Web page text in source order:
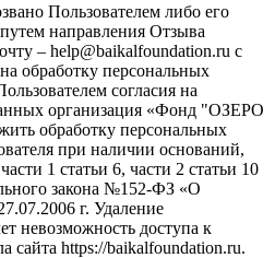
Пользователем либо его
направления Отзыва
– help@baikalfoundation.ru с
обработку персональных
согласия на
организация «Фонд "ОЗЕРО
обработку персональных
при наличии оснований,
1 статьи 6, части 2 статьи 10
закона №152-ФЗ «О
г. Удаление
невозможность доступа к
сайта https://baikalfoundation.ru.